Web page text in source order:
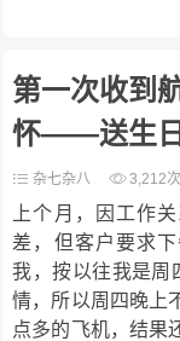
第一次收到
怀——送生
杂七杂八 3,212次
上个月，因工作
差，但客户要求
我，按以往我是周
情，所以周四晚上
点多的飞机，结果